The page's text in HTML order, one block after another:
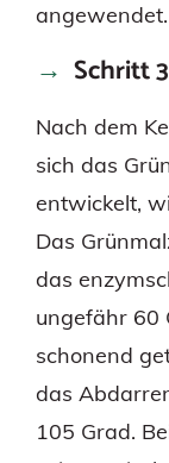
angewendet.
Schritt
Nach dem
sich das
entwickelt,
Das
das
ungefähr 60
schonend
das
105 Grad.